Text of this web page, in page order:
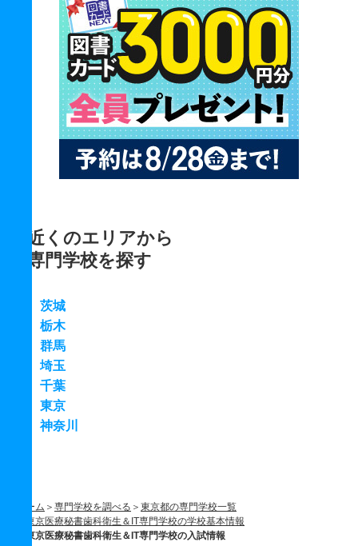
近くのエリアから
専門学校を探す
茨城
栃木
群馬
埼玉
千葉
東京
神奈川
ホーム 専門学校を調べる
東京都の専門学校一覧
東京医療秘書歯科衛生＆IT専門学校の学校基本情報
東京医療秘書歯科衛生＆IT専門学校の入試情報